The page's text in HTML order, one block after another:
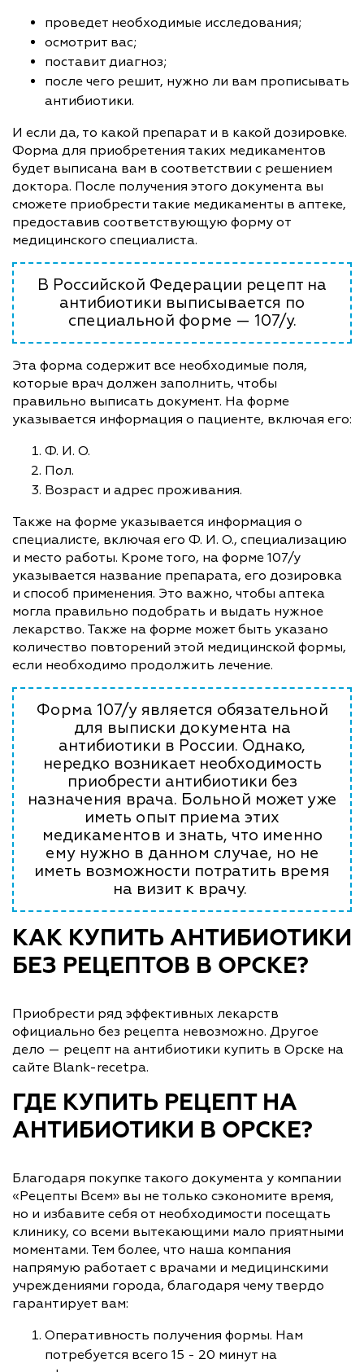
проведет необходимые исследования;
осмотрит вас;
поставит диагноз;
после чего решит, нужно ли вам прописывать
антибиотики.
И если да, то какой препарат и в какой дозировке.
Форма для приобретения таких медикаментов
будет выписана вам в соответствии с решением
доктора. После получения этого документа вы
сможете приобрести такие медикаменты в аптеке,
предоставив соответствующую форму от
медицинского специалиста.
В Российской Федерации рецепт на
антибиотики выписывается по
специальной форме — 107/у.
Эта форма содержит все необходимые поля,
которые врач должен заполнить, чтобы
правильно выписать документ. На форме
указывается информация о пациенте, включая его:
Ф. И. О.
Пол.
Возраст и адрес проживания.
Также на форме указывается информация о
специалисте, включая его Ф. И. О., специализацию
и место работы. Кроме того, на форме 107/у
указывается название препарата, его дозировка
и способ применения. Это важно, чтобы аптека
могла правильно подобрать и выдать нужное
лекарство. Также на форме может быть указано
количество повторений этой медицинской формы,
если необходимо продолжить лечение.
Форма 107/у является обязательной
для выписки документа на
антибиотики в России. Однако,
нередко возникает необходимость
приобрести антибиотики без
назначения врача. Больной может уже
иметь опыт приема этих
медикаментов и знать, что именно
ему нужно в данном случае, но не
иметь возможности потратить время
на визит к врачу.
КАК КУПИТЬ АНТИБИОТИКИ
БЕЗ РЕЦЕПТОВ В ОРСКЕ?
Приобрести ряд эффективных лекарств
официально без рецепта невозможно. Другое
дело — рецепт на антибиотики купить в Орске на
сайте Blank-recetpa.
ГДЕ КУПИТЬ РЕЦЕПТ НА
АНТИБИОТИКИ В ОРСКЕ?
Благодаря покупке такого документа у компании
«Рецепты Всем» вы не только сэкономите время,
но и избавите себя от необходимости посещать
клинику, со всеми вытекающими мало приятными
моментами. Тем более, что наша компания
напрямую работает с врачами и медицинскими
учреждениями города, благодаря чему твердо
гарантирует вам:
Оперативность получения формы. Нам
потребуется всего 15 - 20 минут на